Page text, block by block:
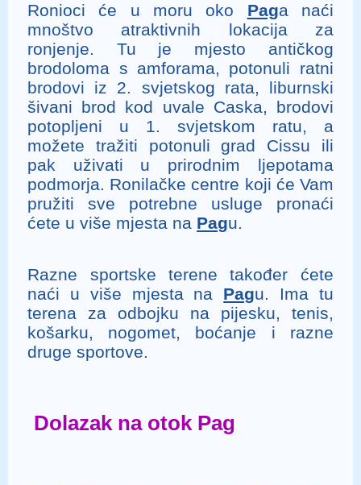
Ronioci će u moru oko Paga naći
mnoštvo atraktivnih lokacija za
ronjenje. Tu je mjesto antičkog
brodoloma s amforama, potonuli ratni
brodovi iz 2. svjetskog rata, liburnski
šivani brod kod uvale Caska, brodovi
potopljeni u 1. svjetskom ratu, a
možete tražiti potonuli grad Cissu ili
pak uživati u prirodnim ljepotama
podmorja. Ronilačke centre koji će Vam
pružiti sve potrebne usluge pronaći
ćete u više mjesta na Pagu.
Razne sportske terene također ćete
naći u više mjesta na Pagu. Ima tu
terena za odbojku na pijesku, tenis,
košarku, nogomet, boćanje i razne
druge sportove.
Dolazak na otok Pag